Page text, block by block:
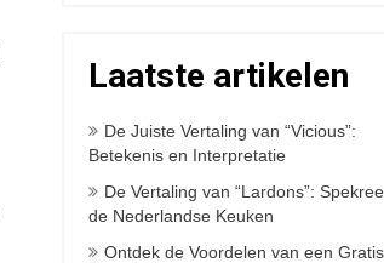
Laatste artikelen
De Juiste Vertaling van “Vicious”:
Betekenis en Interpretatie
De Vertaling van “Lardons”:
de Nederlandse Keuken
Ontdek de Voordelen van een Gratis